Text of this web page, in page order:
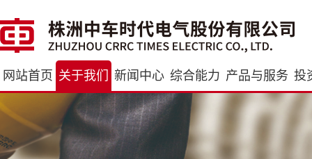
网站首页 关于我们 新闻中心 综合能力 产品与服务 投